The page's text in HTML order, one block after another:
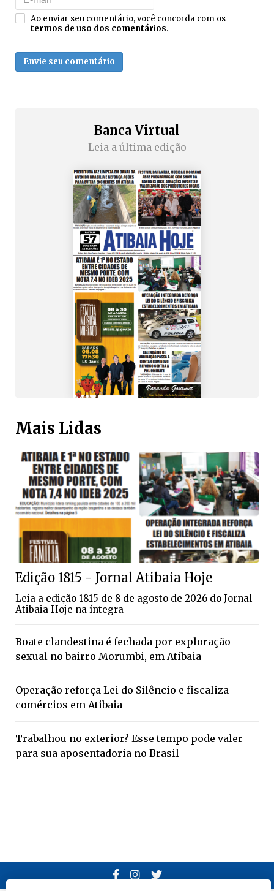
Ao enviar seu comentário, você concorda com os
termos de uso dos comentários.
Envie seu comentário
Banca Virtual
Leia a última edição
Mais Lidas
Edição 1815 - Jornal Atibaia Hoje
Leia a edição 1815 de 8 de agosto de 2026 do Jornal
Atibaia Hoje na íntegra
Boate clandestina é fechada por exploração
sexual no bairro Morumbi, em Atibaia
Operação reforça Lei do Silêncio e fiscaliza
comércios em Atibaia
Trabalhou no exterior? Esse tempo pode valer
para sua aposentadoria no Brasil